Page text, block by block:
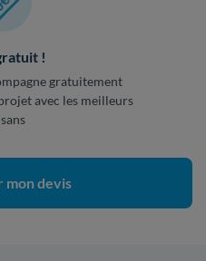
!
gratuitement
avec les meilleurs
mon devis